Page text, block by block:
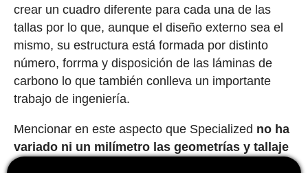
crear un cuadro diferente para cada una de las
tallas por lo que, aunque el diseño externo sea el
mismo, su estructura está formada por distinto
número, forrma y disposición de las láminas de
carbono lo que también conlleva un importante
trabajo de ingeniería.
Mencionar en este aspecto que Specialized no ha
variado ni un milímetro las geometrías y tallaje
respecto al SL7